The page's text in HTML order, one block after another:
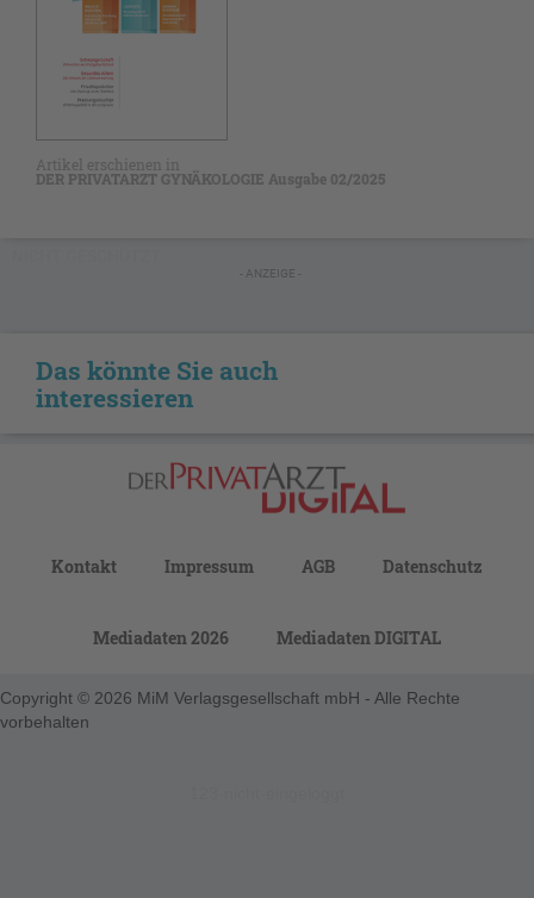
Artikel erschienen in
DER PRIVATARZT GYNÄKOLOGIE Ausgabe 02/2025
- ANZEIGE -
Das könnte Sie auch
interessieren
Kontakt Impressum AGB Datenschutz
Mediadaten 2026 Mediadaten DIGITAL
Copyright © 2026 MiM Verlagsgesellschaft mbH - Alle Rechte
vorbehalten